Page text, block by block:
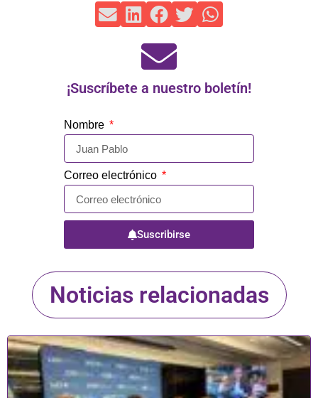
¡Suscríbete a nuestro boletín!
Nombre
Correo electrónico
Suscribirse
Noticias relacionadas